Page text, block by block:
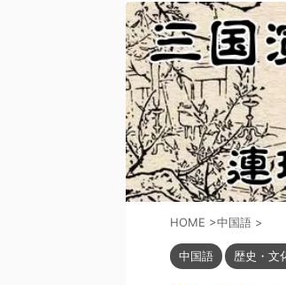
HOME >中国語 >
中国語 歴史・文